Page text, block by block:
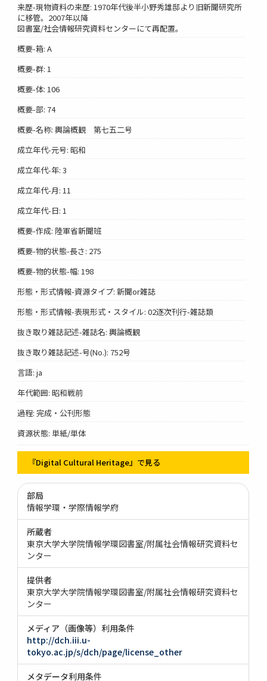
来歴-現物資料の来歴: 1970年代後半小野秀雄邸より旧新聞研究所
に移管。2007年以降
図書室/社会情報研究資料センターにて再配置。
概要-箱: A
概要-群: 1
概要-体: 106
概要-部: 74
概要-名称: 輿論概観 第七五二号
成立年代-元号: 昭和
成立年代-年: 3
成立年代-月: 11
成立年代-日: 1
概要-作成: 陸軍省新聞班
概要-物的状態-長さ: 275
概要-物的状態-幅: 198
形態・形式情報-資源タイプ: 新聞or雑誌
形態・形式情報-表現形式・スタイル: 02逐次刊行-雑誌類
抜き取り雑誌記述-雑誌名: 輿論概観
抜き取り雑誌記述-号(No.): 752号
言語: ja
年代範囲: 昭和戦前
過程: 完成・公刊形態
資源状態: 単紙/単体
『Digital Cultural Heritage』で見る
部局
情報学環・学際情報学府
所蔵者
東京大学大学院情報学環図書室/附属社会情報研究資料セ
ンター
提供者
東京大学大学院情報学環図書室/附属社会情報研究資料セ
ンター
メディア（画像等）利用条件
http://dch.iii.u-
tokyo.ac.jp/s/dch/page/license_other
メタデータ利用条件